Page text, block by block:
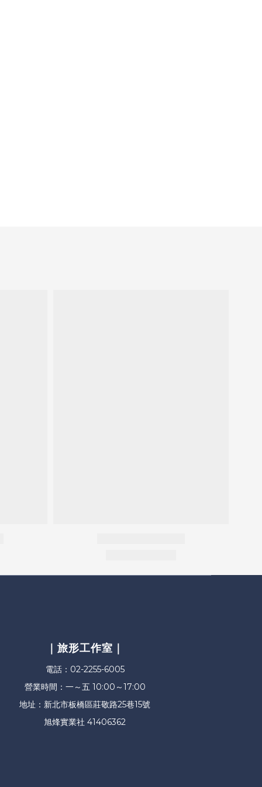
｜旅形工作室｜
電話：02-2255-6005
營業時間：一～五 10:00～17:00
地址：新北市板橋區莊敬路25巷15號
旭烽實業社 41406362